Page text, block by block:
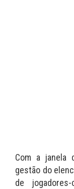
Com a janela
gestão do
de